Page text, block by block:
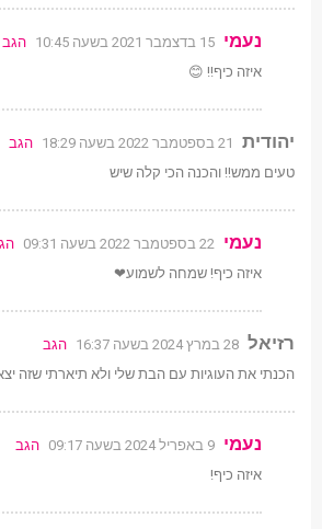
נעמי 15 בדצמבר 2021 בשעה 10:45
הגב
איזה כיף!! 😊
יהודית 21 בספטמבר 2022 בשעה 18:29
הגב
טעים ממש!! והכנה הכי קלה שיש
נעמי 22 בספטמבר 2022 בשעה 09:31
איזה כיף! שמחה לשמוע❤
רזיאל 28 במרץ 2024 בשעה 16:37
הגב
הכנתי את העוגיות עם הבת שלי ולא תיארתי שזה
נעמי 9 באפריל 2024 בשעה 09:17
הגב
איזה כיף!